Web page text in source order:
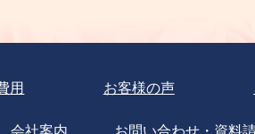
用 お客様の声
会社案内 お問い合わせ・資料